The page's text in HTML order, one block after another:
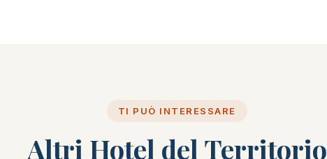
TI PUÒ INTERESSARE
Altri Hotel del Territorio